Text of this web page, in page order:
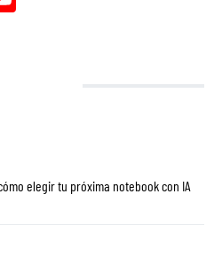
elegir tu próxima notebook con IA